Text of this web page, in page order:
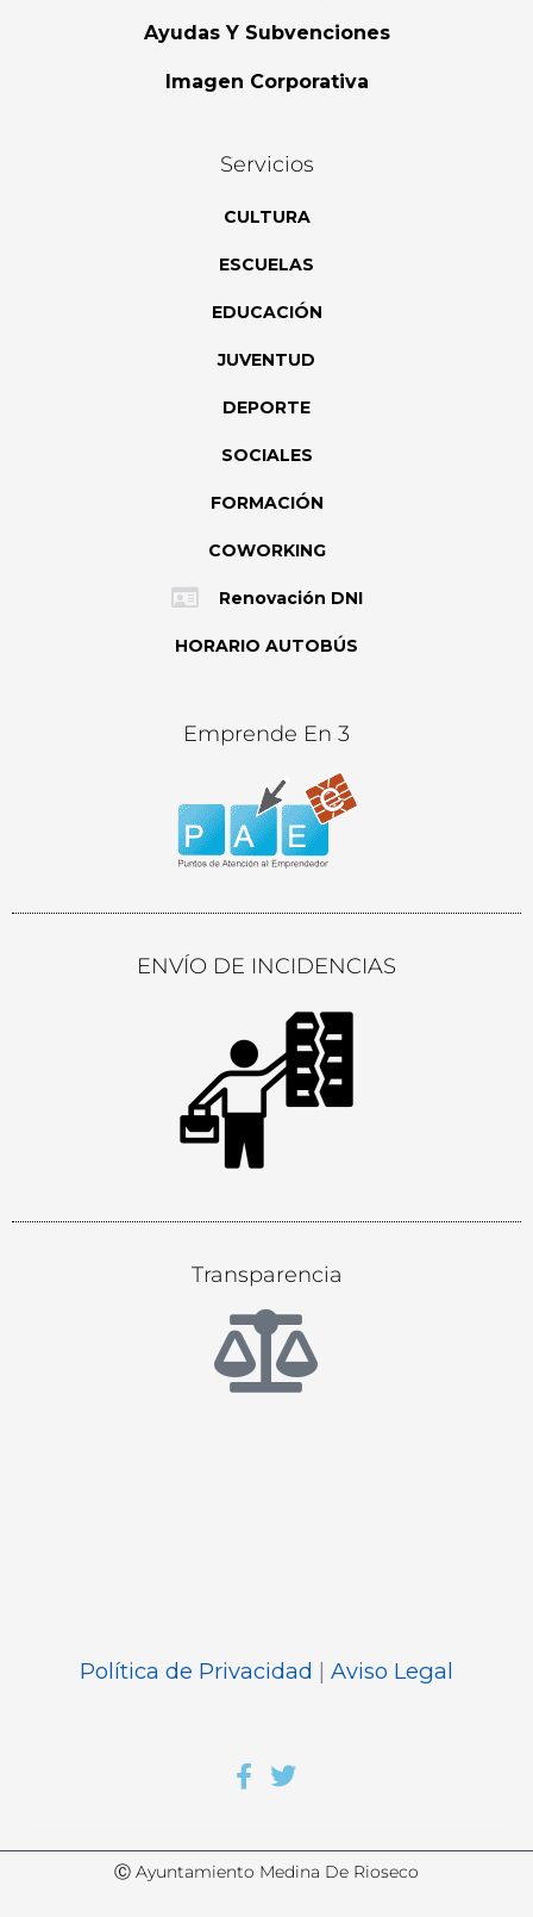
Ayudas Y Subvenciones
Imagen Corporativa
Servicios
CULTURA
ESCUELAS
EDUCACIÓN
JUVENTUD
DEPORTE
SOCIALES
FORMACIÓN
COWORKING
Renovación DNI
HORARIO AUTOBÚS
Emprende En 3
ENVÍO DE INCIDENCIAS
Transparencia
Política de Privacidad | Aviso Legal
Ⓒ Ayuntamiento Medina De Rioseco